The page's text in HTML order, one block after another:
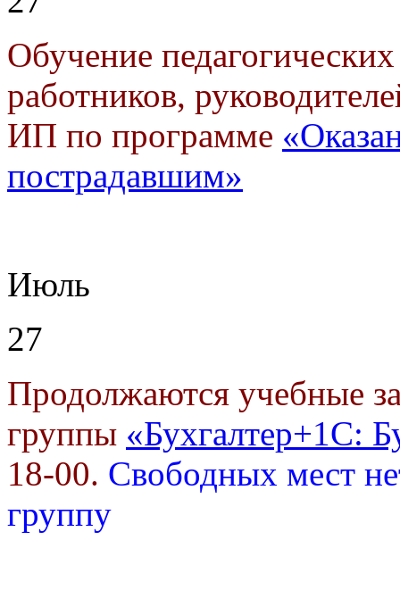
Обучение
работников,
ИП по программе
пострадавшим»
Июль
27
Продолжаются учебные
группы «Бухгалтер+1С:
18-00. Свободных мест
группу